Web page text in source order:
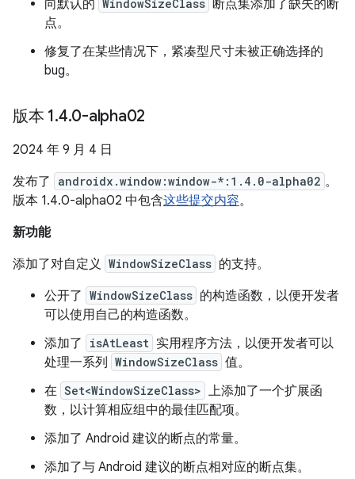
向默认的 WindowSizeClass 断点集添加了缺失的断
点。
修复了在某些情况下，紧凑型尺寸未被正确选择的
bug。
版本 1.4.0-alpha02
2024 年 9 月 4 日
发布了
androidx.window:window-*:1.4.0-alpha02 。
版本 1.4.0-alpha02 中包含这些提交内容。
新功能
添加了对自定义 WindowSizeClass 的支持。
公开了 WindowSizeClass 的构造函数，以便开发者
可以使用自己的构造函数。
添加了
isAtLeast 实用程序方法，以便开发者可以
处理一系列 WindowSizeClass 值。
在 Set<WindowSizeClass> 上添加了一个扩展函
数，以计算相应组中的最佳匹配项。
添加了 Android 建议的断点的常量。
添加了与 Android 建议的断点相对应的断点集。